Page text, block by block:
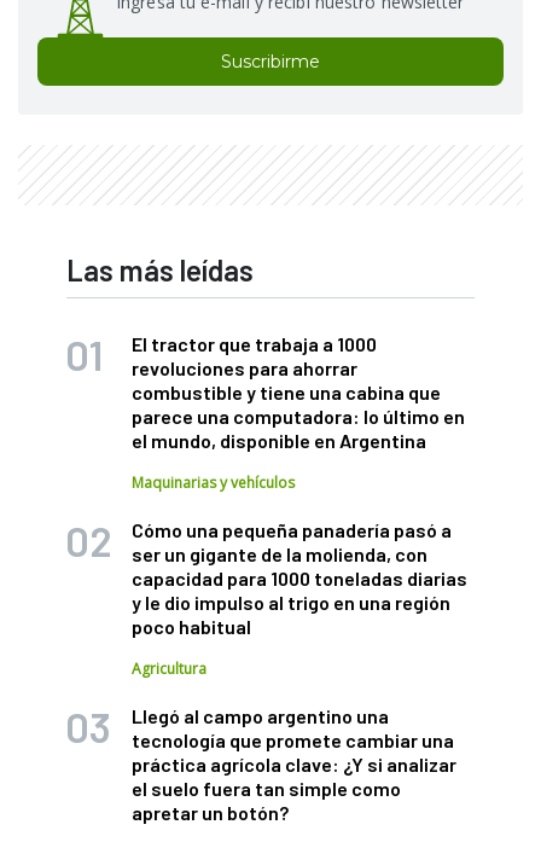
Suscribirme
Las más leídas
El tractor que trabaja a 1000
revoluciones para ahorrar
combustible y tiene una cabina que
parece una computadora: lo último en
el mundo, disponible en Argentina
Maquinarias y vehículos
Cómo una pequeña panadería pasó a
ser un gigante de la molienda, con
capacidad para 1000 toneladas diarias
y le dio impulso al trigo en una región
poco habitual
Agricultura
Llegó al campo argentino una
tecnología que promete cambiar una
práctica agrícola clave: ¿Y si analizar
el suelo fuera tan simple como
apretar un botón?